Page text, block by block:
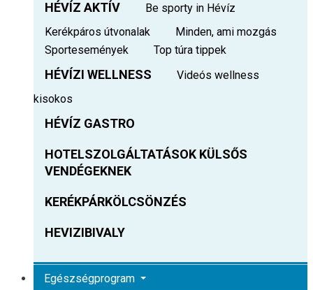
HÉVÍZ AKTÍV
Be sporty in Hévíz
Kerékpáros útvonalak
Minden, ami mozgás
Sportesemények
Top túra tippek
HÉVÍZI WELLNESS
Videós wellness
kisokos
HÉVÍZ GASTRO
HOTELSZOLGÁLTATÁSOK KÜLSŐS
VENDÉGEKNEK
KERÉKPÁRKÖLCSÖNZÉS
HEVIZIBIVALY
Egészségprogram